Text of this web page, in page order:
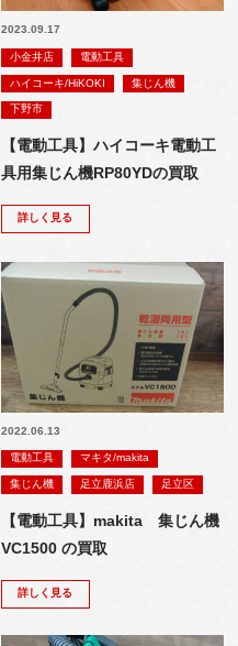
2023.09.17
小金井店 電動工具
ハイコーキ/HiKOKI 集じん機
下野市
【電動工具】ハイコーキ電動工
具用集じん機RP80YDの買取
詳しく見る
2022.06.13
電動工具 マキタ/makita
集じん機 足立鹿浜店 足立区
【電動工具】makita 集じん機
VC1500 の買取
詳しく見る